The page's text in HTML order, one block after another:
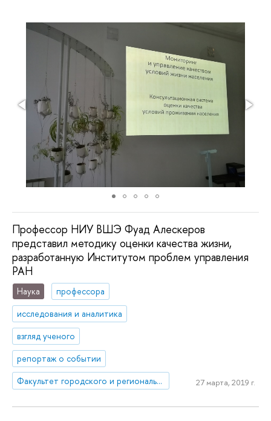
Профессор НИУ ВШЭ Фуад Алескеров
представил методику оценки качества жизни,
разработанную Институтом проблем управления
РАН
Наука
профессора
исследования и аналитика
взгляд ученого
репортаж о событии
Факультет городского и регионального развития
27 марта, 2019 г.